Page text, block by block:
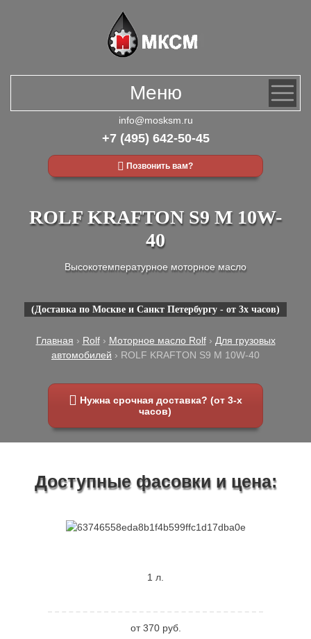
Меню
info@mosksm.ru
+7 (495) 642-50-45
Позвонить вам?
ROLF KRAFTON S9 M 10W-
40
Высокотемпературное моторное масло
(Доставка по Москве и Санкт Петербургу - от 3х часов)
Главная › Rolf › Моторное масло Rolf › Для грузовых
автомобилей › ROLF KRAFTON S9 M 10W-40
Нужна срочная доставка? (от 3-х
часов)
Доступные фасовки и цена:
1 л.
от 370 руб.